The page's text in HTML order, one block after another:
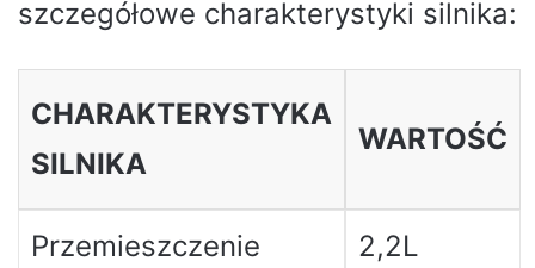
szczegółowe charakterystyki silnika:
CHARAKTERYSTYKA
SILNIKA
WARTOŚĆ
Przemieszczenie 2,2L